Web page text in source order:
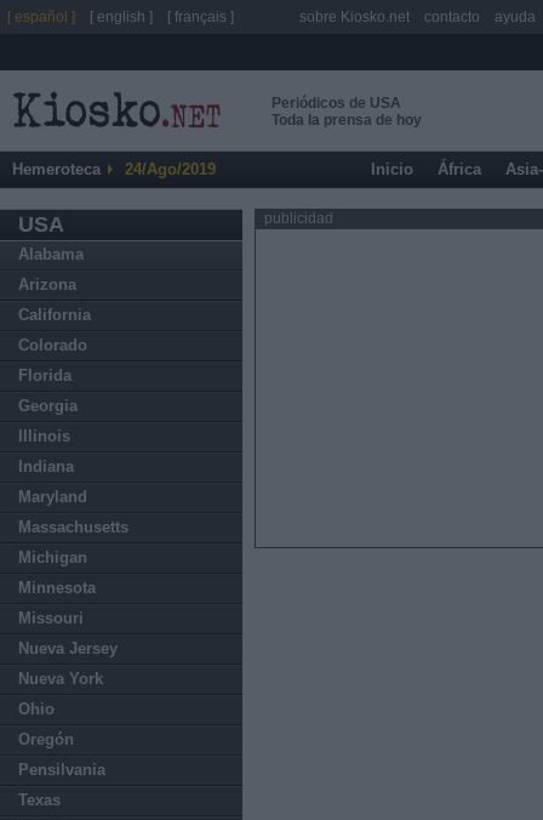
Periódicos de USA
Toda la prensa de hoy
Hemeroteca 24/Ago/2019 Inicio África
USA
Alabama
Arizona
California
Colorado
Florida
Georgia
Illinois
Indiana
Maryland
Massachusetts
Michigan
Minnesota
Missouri
Nueva Jersey
Nueva York
Ohio
Oregón
Pensilvania
Texas
publicidad
[ español ] [ english ] [ français ] sobre Kiosko.net contacto ayuda